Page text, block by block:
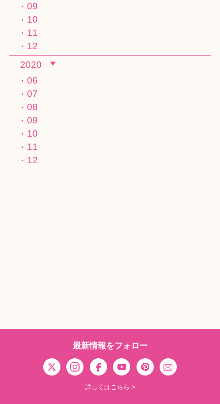
09
10
11
12
2020
06
07
08
09
10
11
12
最新情報をフォロー
詳しくはこちら >